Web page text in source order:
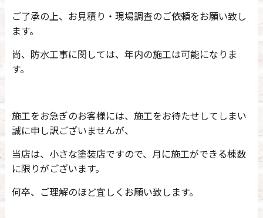
ご了承の上、お見積り・現場調査のご依頼をお願い致し
ます。
尚、防水工事に関しては、年内の施工は可能になりま
す。
施工をお急ぎのお客様には、施工をお待たせしてしまい
誠に申し訳ございませんが、
当店は、小さな塗装店ですので、月に施工ができる棟数
に限りがございます。
何卒、ご理解のほど宜しくお願い致します。